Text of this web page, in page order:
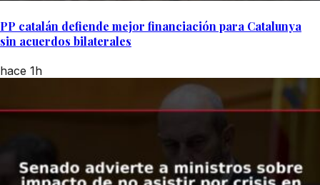
PP catalán defiende mejor financiación para Catalunya
sin acuerdos bilaterales
hace 1h